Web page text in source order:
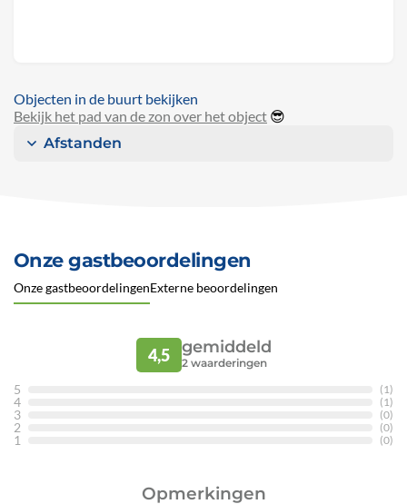
Objecten in de buurt bekijken
Bekijk het pad van de zon over het object 😎
Afstanden
Onze gastbeoordelingen
Onze gastbeoordelingenExterne beoordelingen
4,5 gemiddeld
2waarderingen
5 (1)
4 (1)
3 (0)
2 (0)
1 (0)
Opmerkingen